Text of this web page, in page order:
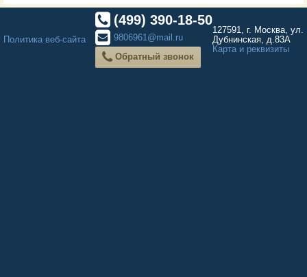
Политика веб-сайта
(499) 390-18-50
9806961@mail.ru
Обратный звонок
127591, г. Москва, ул.
Дубнинская, д.83А
Карта и реквизиты